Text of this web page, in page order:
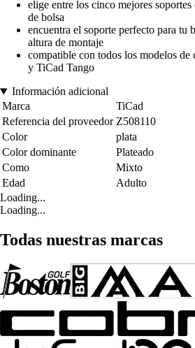
elige entre los cinco mejores
de bolsa
encuentra el soporte perfecto para tu
altura de montaje
compatible con todos los modelos de
y TiCad Tango
Información adicional
Marca
TiCad
Referencia del proveedor Z508110
Color
plata
Color dominante
Plateado
Como
Mixto
Edad
Adulto
Loading...
Loading...
Todas nuestras marcas